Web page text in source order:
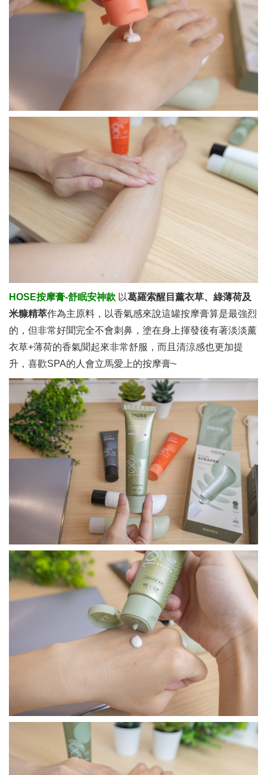
HOSE按摩膏-舒眠安神款 以葛羅索醒目薰衣草、綠薄荷及
米糠精萃作為主原料，以香氣感來說這罐按摩膏算是最強烈
的，但非常好聞完全不會刺鼻，塗在身上揮發後有著淡淡薰
衣草+薄荷的香氣聞起來非常舒服，而且清涼感也更加提
升，喜歡SPA的人會立馬愛上的按摩膏~